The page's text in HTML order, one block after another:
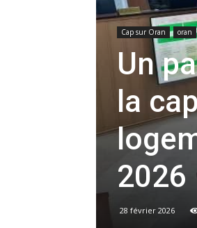
Cap sur Oran oran
Un
la
2026
28 février 2026